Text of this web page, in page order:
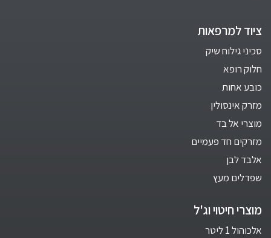
ציוד למרפאות
סכיני גילוח שיק
חלוק רופא
כובע אחות
מזרק אינסולין
מוצרי אל בד
מזרקים חד פעמיים
אלבד לבן
שפדלים מעץ
מוצרי חיטוי וג'ל
אלכוהול 1 ליטר